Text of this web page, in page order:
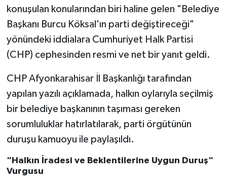
konuşulan konularından biri haline gelen "Belediye
Başkanı Burcu Köksal'ın parti değiştireceği"
yönündeki iddialara Cumhuriyet Halk Partisi
(CHP) cephesinden resmi ve net bir yanıt geldi.
CHP Afyonkarahisar İl Başkanlığı tarafından
yapılan yazılı açıklamada, halkın oylarıyla seçilmiş
bir belediye başkanının taşıması gereken
sorumluluklar hatırlatılarak, parti örgütünün
duruşu kamuoyu ile paylaşıldı.
"Halkın İradesi ve Beklentilerine Uygun Duruş"
Vurgusu